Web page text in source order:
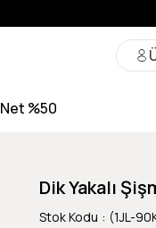
Net %50
Dik Yakalı
Stok Kodu (1JL-